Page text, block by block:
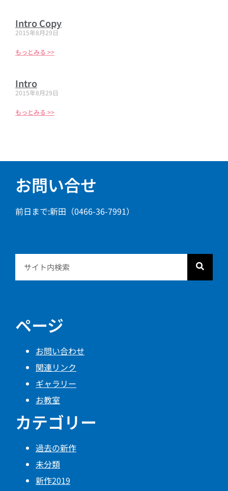
Intro Copy
2015年8月29日
もっとみる >>
Intro
2015年8月29日
もっとみる >>
お問い合せ
前日まで:新田（0466-36-7991）
ページ
お問い合わせ
関連リンク
ギャラリー
お教室
カテゴリー
過去の新作
未分類
新作2019